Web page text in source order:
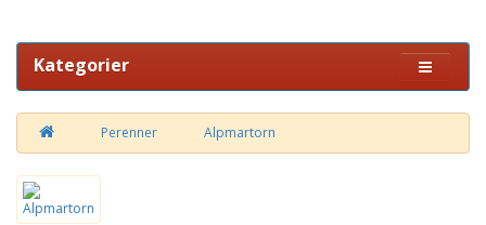
Kategorier
Perenner Alpmartorn